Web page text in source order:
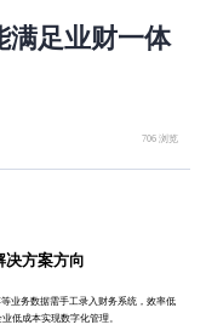
满足业财一体
706 浏览
决方案方向
业务数据需手工录入财务系统，效率低
低成本实现数字化管理。